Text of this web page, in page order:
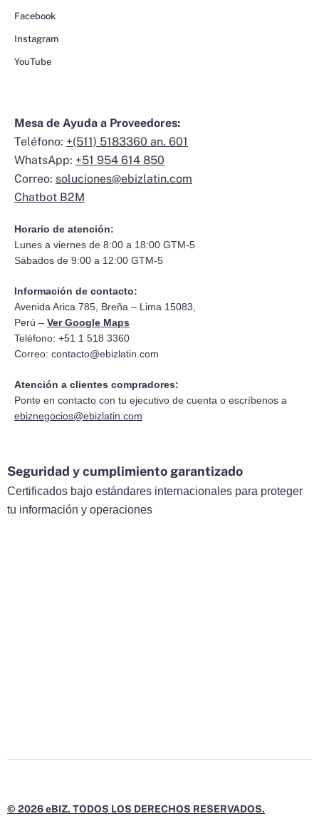
Facebook
Instagram
YouTube
Mesa de Ayuda a Proveedores:
Teléfono: +(511) 5183360 an. 601
WhatsApp: +51 954 614 850
Correo: soluciones@ebizlatin.com
Chatbot B2M
Horario de atención:
Lunes a viernes de 8:00 a 18:00 GTM-5
Sábados de 9:00 a 12:00 GTM-5
Información de contacto:
Avenida Arica 785, Breña – Lima 15083,
Perú – Ver Google Maps
Teléfono: +51 1 518 3360
Correo: contacto@ebizlatin.com
Atención a clientes compradores:
Ponte en contacto con tu ejecutivo de cuenta o escríbenos a
ebiznegocios@ebizlatin.com
Seguridad y cumplimiento garantizado
Certificados bajo estándares internacionales para proteger
tu información y operaciones
© 2026 eBIZ. TODOS LOS DERECHOS RESERVADOS.